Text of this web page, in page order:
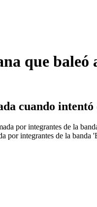
que
cuando
por integrantes de la